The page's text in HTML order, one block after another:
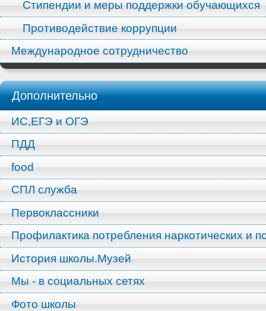
Стипендии и меры поддержки обучающихся
Противодействие коррупции
Международное сотрудничество
Дополнительно
ИС,ЕГЭ и ОГЭ
ПДД
food
СПЛ служба
Первоклассники
Профилактика потребления наркотических и
История школы.Музей
Мы - в социальных сетях
Фото школы